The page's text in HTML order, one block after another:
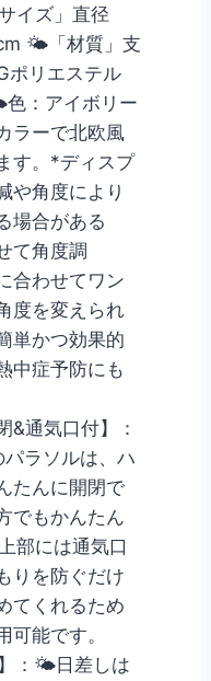
イズ」直径
🌤「材質」支
ポリエステル
：アイボリー
ラーで北欧風
す。*ディスプ
や角度により
場合がある
て角度調
合わせてワン
度を変えられ
単かつ効果的
中症予防にも
&通気口付】：
ラソルは、ハ
たんに開閉で
でもかんたん
部には通気口
りを防ぐだけ
てくれるため
可能です。
】：🌤日差しは